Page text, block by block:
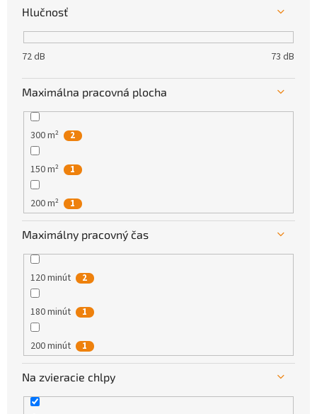
Hlučnosť
72 dB 73 dB
Maximálna pracovná plocha
300 m² 2
150 m² 1
200 m² 1
Maximálny pracovný čas
120 minút 2
180 minút 1
200 minút 1
230 minút 3
Na zvieracie chlpy